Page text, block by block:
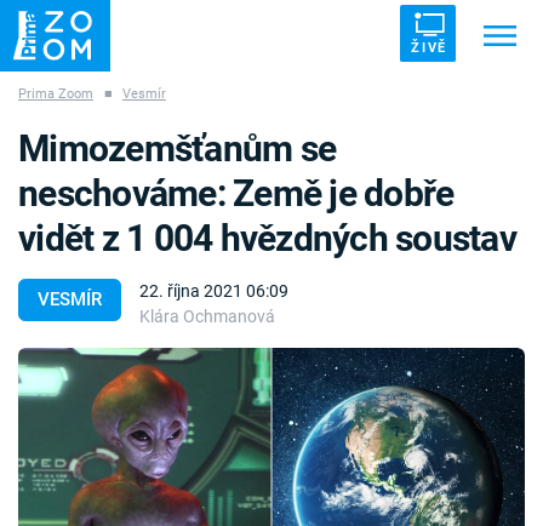
ŽIVĚ
ZÁHADY VETŘELCI DÁVNOVĚKU
Témata
Témata
Pořady
TV Program
Prima Zoom ■ Vesmír
VESMÍR
22. října 2021 06:09
Klára Ochmanová
Mimozemšťanům se
neschováme: Země je dobře
vidět z 1 004 hvězdných soustav